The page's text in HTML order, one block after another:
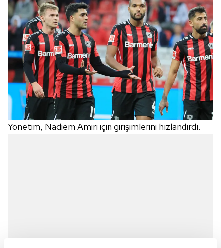
Yönetim, Nadiem Amiri için girişimlerini hızlandırdı.